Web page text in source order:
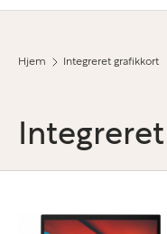
Hjem Integreret grafikkort